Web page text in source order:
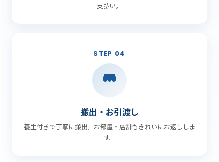
支払い。
STEP 04
搬出・お引渡し
養生付きで丁寧に搬出。お部屋・店舗もきれいにお返ししま
す。